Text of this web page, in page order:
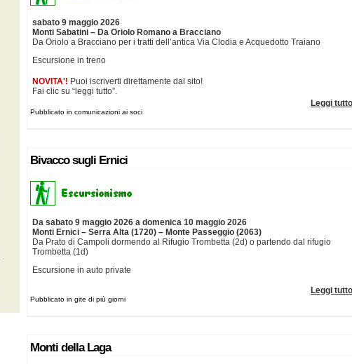
sabato 9 maggio 2026
Monti Sabatini – Da Oriolo Romano a Bracciano
Da Oriolo a Bracciano per i tratti dell’antica Via Clodia e Acquedotto Traiano
Escursione in treno
NOVITA'! Puoi iscriverti direttamente dal sito!
Fai clic su “leggi tutto”.
Leggi
Pubblicato in comunicazioni ai soci
Bivacco sugli Ernici
Da sabato 9 maggio 2026 a domenica 10 maggio 2026
Monti Ernici – Serra Alta (1720) – Monte Passeggio (2063)
Da Prato di Campoli dormendo al Rifugio Trombetta (2d) o partendo dal rifugio
Trombetta (1d)
Escursione in auto private
Leggi
Pubblicato in gite di più giorni
Monti della Laga